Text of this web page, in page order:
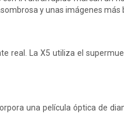
y unas imágenes más
real. La X5 utiliza el
una película óptica de